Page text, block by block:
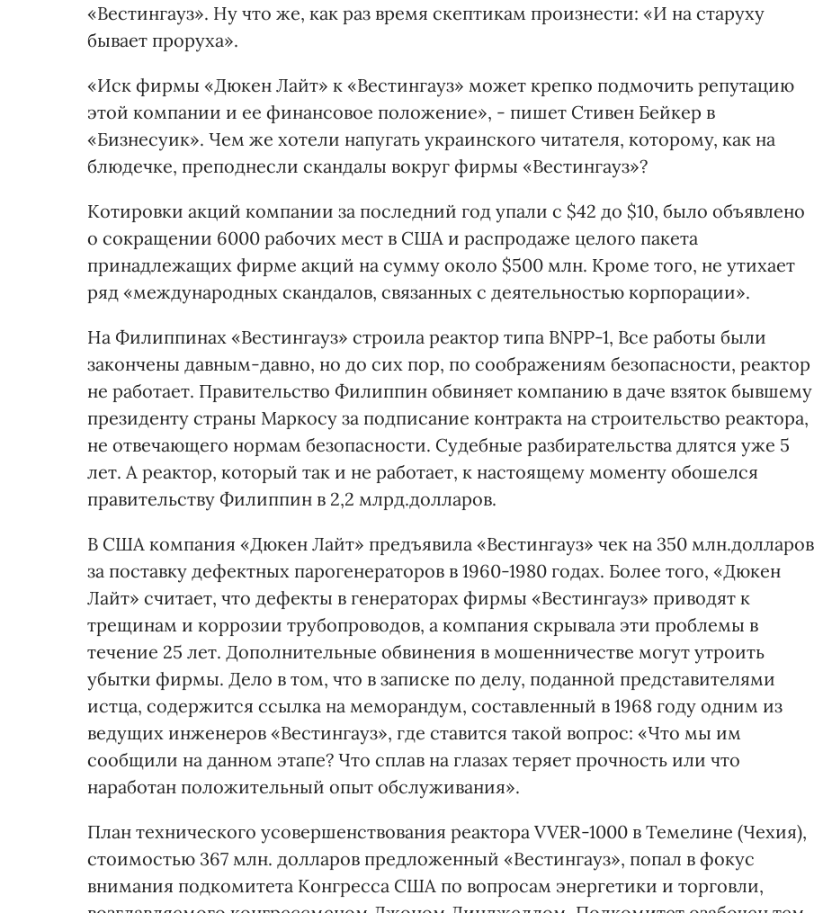
«Вестингауз». Ну что же, как раз время скептикам произнести: «И на старуху
бывает проруха».
«Иск фирмы «Дюкен Лайт» к «Вестингауз» может крепко подмочить репутацию
этой компании и ее финансовое положение», - пишет Стивен Бейкер в
«Бизнесуик». Чем же хотели напугать украинского читателя, которому, как на
блюдечке, преподнесли скандалы вокруг фирмы «Вестингауз»?
Котировки акций компании за последний год упали с $42 до $10, было объявлено
о сокращении 6000 рабочих мест в США и распродаже целого пакета
принадлежащих фирме акций на сумму около $500 млн. Кроме того, не утихает
ряд «международных скандалов, связанных с деятельностью корпорации».
На Филиппинах «Вестингауз» строила реактор типа BNPP-1, Все работы были
закончены давным-давно, но до сих пор, по соображениям безопасности, реактор
не работает. Правительство Филиппин обвиняет компанию в даче взяток бывшему
президенту страны Маркосу за подписание контракта на строительство реактора,
не отвечающего нормам безопасности. Судебные разбирательства длятся уже 5
лет. А реактор, который так и не работает, к настоящему моменту обошелся
правительству Филиппин в 2,2 млрд.долларов.
В США компания «Дюкен Лайт» предъявила «Вестингауз» чек на 350 млн.долларов
за поставку дефектных парогенераторов в 1960-1980 годах. Более того, «Дюкен
Лайт» считает, что дефекты в генераторах фирмы «Вестингауз» приводят к
трещинам и коррозии трубопроводов, а компания скрывала эти проблемы в
течение 25 лет. Дополнительные обвинения в мошенничестве могут утроить
убытки фирмы. Дело в том, что в записке по делу, поданной представителями
истца, содержится ссылка на меморандум, составленный в 1968 году одним из
ведущих инженеров «Вестингауз», где ставится такой вопрос: «Что мы им
сообщили на данном этапе? Что сплав на глазах теряет прочность или что
наработан положительный опыт обслуживания».
План технического усовершенствования реактора VVER-1000 в Темелине (Чехия),
стоимостью 367 млн. долларов предложенный «Вестингауз», попал в фокус
внимания подкомитета Конгресса США по вопросам энергетики и торговли,